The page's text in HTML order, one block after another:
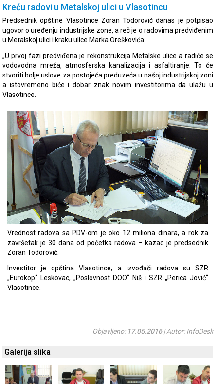
Kreću radovi u Metalskoj ulici u Vlasotincu
Predsednik opštine Vlasotince Zoran Todorović danas je potpisao
ugovor o uređenju industrijske zone, a reč je o radovima predviđenim
u Metalskoj ulici i kraku ulice Marka Oreškovića.
„U prvoj fazi predviđena je rekonstrukcija Metalske ulice a radiće se
vodovodna mreža, atmosferska kanalizacija i asfaltiranje. To će
stvoriti bolje uslove za postojeća preduzeća u našoj industrijskoj zoni
a istovremeno biće i dobar znak novim investitorima da ulažu u
Vlasotince.
Vrednost radova sa PDV-om je oko 12 miliona dinara, a rok za
završetak je 30 dana od početka radova – kazao je predsednik
Zoran Todorović.
Investitor je opština Vlasotince, a izvođači radova su SZR
„Eurokop“ Leskovac, „Poslovnost DOO“ Niš i SZR „Perica Jović“
Vlasotince.
Objavljeno: 17.05.2016| Autor: InfoDesk
Galerija slika